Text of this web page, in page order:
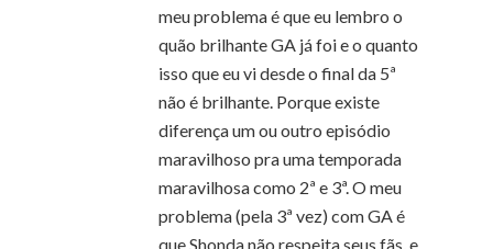
meu problema é que eu lembro o
quão brilhante GA já foi e o quanto
isso que eu vi desde o final da 5ª
não é brilhante. Porque existe
diferença um ou outro episódio
maravilhoso pra uma temporada
maravilhosa como 2ª e 3ª. O meu
problema (pela 3ª vez) com GA é
que Shonda não respeita seus fãs, e